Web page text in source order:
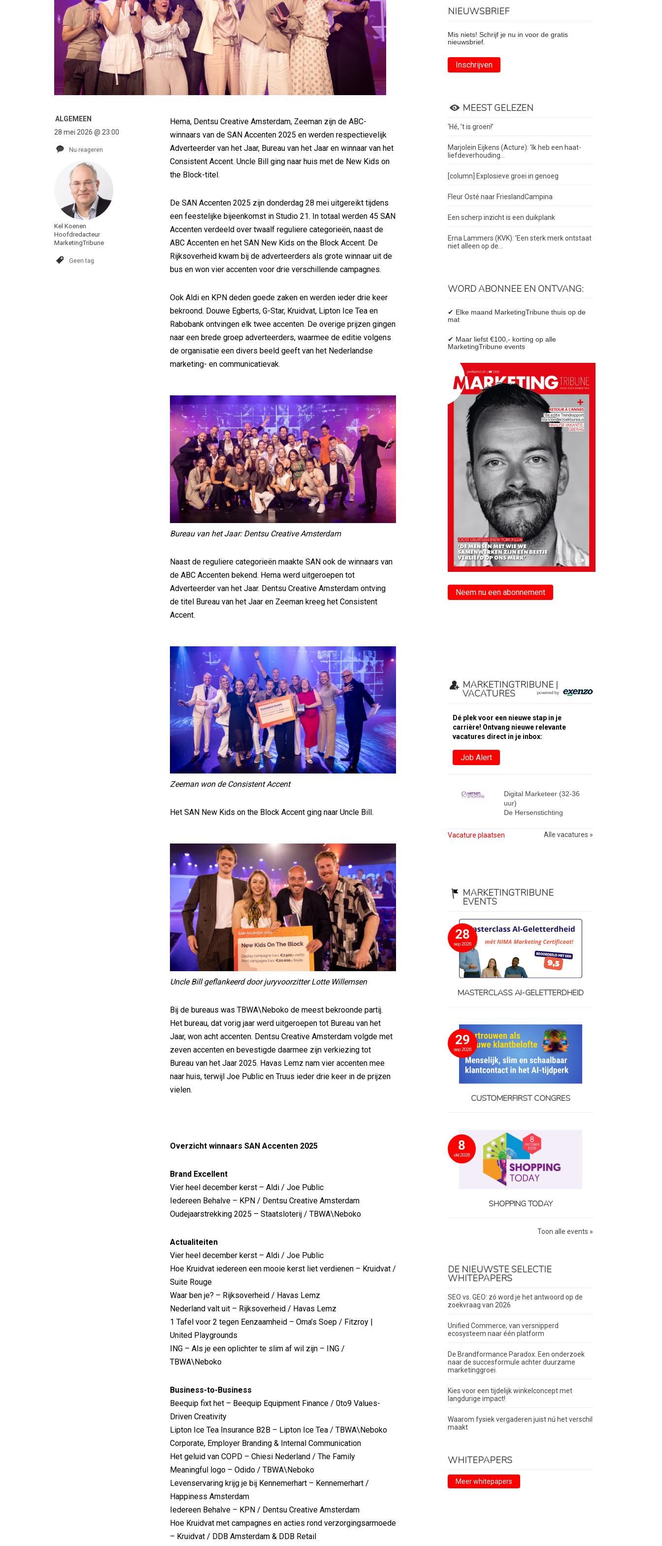
ALGEMEEN
28 mei 2026 @ 23:00
Nu reageren
Kel Koenen
Hoofdredacteur
MarketingTribune
Geen tag
Hema, Dentsu Creative Amsterdam, Zeeman zijn de ABC-
winnaars van de SAN Accenten 2025 en werden respectievelijk
Adverteerder van het Jaar, Bureau van het Jaar en winnaar van het
Consistent Accent. Uncle Bill ging naar huis met de New Kids on
the Block-titel.
De SAN Accenten 2025 zijn donderdag 28 mei uitgereikt tijdens
een feestelijke bijeenkomst in Studio 21. In totaal werden 45 SAN
Accenten verdeeld over twaalf reguliere categorieën, naast de
ABC Accenten en het SAN New Kids on the Block Accent. De
Rijksoverheid kwam bij de adverteerders als grote winnaar uit de
bus en won vier accenten voor drie verschillende campagnes.
Ook Aldi en KPN deden goede zaken en werden ieder drie keer
bekroond. Douwe Egberts, G-Star, Kruidvat, Lipton Ice Tea en
Rabobank ontvingen elk twee accenten. De overige prijzen gingen
naar een brede groep adverteerders, waarmee de editie volgens
de organisatie een divers beeld geeft van het Nederlandse
marketing- en communicatievak.
Bureau van het Jaar: Dentsu Creative Amsterdam
Naast de reguliere categorieën maakte SAN ook de winnaars van
de ABC Accenten bekend. Hema werd uitgeroepen tot
Adverteerder van het Jaar. Dentsu Creative Amsterdam ontving
de titel Bureau van het Jaar en Zeeman kreeg het Consistent
Accent.
Zeeman won de Consistent Accent
Het SAN New Kids on the Block Accent ging naar Uncle Bill.
Uncle Bill geflankeerd door juryvoorzitter Lotte Willemsen
Bij de bureaus was TBWA\Neboko de meest bekroonde partij.
Het bureau, dat vorig jaar werd uitgeroepen tot Bureau van het
Jaar, won acht accenten. Dentsu Creative Amsterdam volgde met
zeven accenten en bevestigde daarmee zijn verkiezing tot
Bureau van het Jaar 2025. Havas Lemz nam vier accenten mee
naar huis, terwijl Joe Public en Truus ieder drie keer in de prijzen
vielen.
Overzicht winnaars SAN Accenten 2025
Brand Excellent
Vier heel december kerst – Aldi / Joe Public
Iedereen Behalve – KPN / Dentsu Creative Amsterdam
Oudejaarstrekking 2025 – Staatsloterij / TBWA\Neboko
Actualiteiten
Vier heel december kerst – Aldi / Joe Public
Hoe Kruidvat iedereen een mooie kerst liet verdienen – Kruidvat /
Suite Rouge
Waar ben je? – Rijksoverheid / Havas Lemz
Nederland valt uit – Rijksoverheid / Havas Lemz
1 Tafel voor 2 tegen Eenzaamheid – Oma’s Soep / Fitzroy |
United Playgrounds
ING – Als je een oplichter te slim af wil zijn – ING /
TBWA\Neboko
Business-to-Business
Beequip fixt het – Beequip Equipment Finance / 0to9 Values-
Driven Creativity
Lipton Ice Tea Insurance B2B – Lipton Ice Tea / TBWA\Neboko
Corporate, Employer Branding & Internal Communication
Het geluid van COPD – Chiesi Nederland / The Family
Meaningful logo – Odido / TBWA\Neboko
Levenservaring krijg je bij Kennemerhart – Kennemerhart /
Happiness Amsterdam
Iedereen Behalve – KPN / Dentsu Creative Amsterdam
Hoe Kruidvat met campagnes en acties rond verzorgingsarmoede
– Kruidvat / DDB Amsterdam & DDB Retail
NIEUWSBRIEF
Mis niets! Schrijf je nu in voor de gratis
nieuwsbrief.
Inschrijven
MEEST GELEZEN
‘Hé, ’t is groen!’
Marjolein Eijkens (Acture): 'Ik heb een haat-
liefdeverhouding...
[column] Explosieve groei in genoeg
Fleur Osté naar FrieslandCampina
Een scherp inzicht is een duikplank
Erna Lammers (KVK): 'Een sterk merk ontstaat
niet alleen op de...
WORD ABONNEE EN ONTVANG:
✔ Elke maand MarketingTribune thuis op de
mat
✔ Maar liefst €100,- korting op alle
MarketingTribune events
Neem nu een abonnement
MARKETINGTRIBUNE |
VACATURES
Dé plek voor een nieuwe stap in je
carrière! Ontvang nieuwe relevante
vacatures direct in je inbox:
Job Alert
Digital Marketeer (32-36
uur)
De Hersenstichting
Vacature plaatsen Alle vacatures »
MARKETINGTRIBUNE
EVENTS
28
sep 2026
MASTERCLASS AI-GELETTERDHEID
29
sep 2026
CUSTOMERFIRST CONGRES
8
okt 2026
SHOPPING TODAY
Toon alle events »
DE NIEUWSTE SELECTIE
WHITEPAPERS
SEO vs. GEO: zó word je het antwoord op de
zoekvraag van 2026
Unified Commerce; van versnipperd
ecosysteem naar één platform
De Brandformance Paradox. Een onderzoek
naar de succesformule achter duurzame
marketinggroei.
Kies voor een tijdelijk winkelconcept met
langdurige impact!
Waarom fysiek vergaderen juist nú het verschil
maakt
WHITEPAPERS
Meer whitepapers